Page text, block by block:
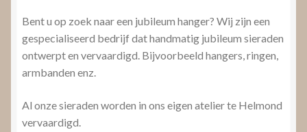
Bent u op zoek naar een jubileum hanger? Wij zijn een
gespecialiseerd bedrijf dat handmatig jubileum sieraden
ontwerpt en vervaardigd. Bijvoorbeeld hangers, ringen,
armbanden enz.
Al onze sieraden worden in ons eigen atelier te Helmond
vervaardigd.